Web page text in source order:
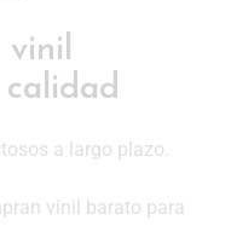
vinil
a largo plazo.
vinil barato para